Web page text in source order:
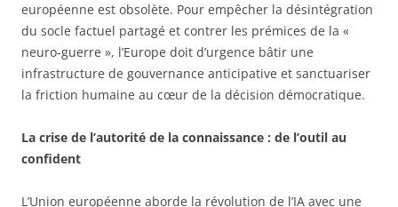
européenne est obsolète. Pour empêcher la désintégration
du socle factuel partagé et contrer les prémices de la «
neuro-guerre », l’Europe doit d’urgence bâtir une
infrastructure de gouvernance anticipative et sanctuariser
la friction humaine au cœur de la décision démocratique.
La crise de l’autorité de la connaissance : de l’outil au
confident
L’Union européenne aborde la révolution de l’IA avec une